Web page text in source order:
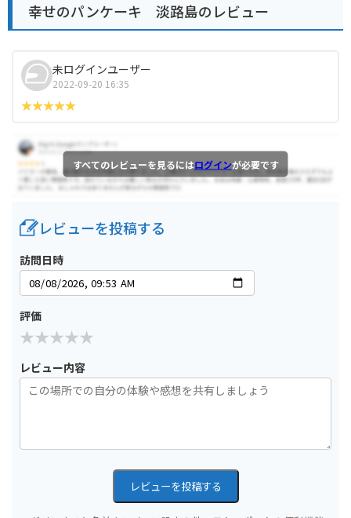
幸せのパンケーキ 淡路島のレビュー
未ログインユーザー
2022-09-20 16:35
すべてのレビューを見るにはログインが必要です
レビューを投稿する
訪問日時
評価
レビュー内容
レビューを投稿する